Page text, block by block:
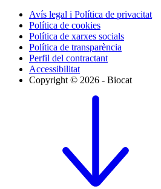
Avís legal i Política de privacitat
Política de cookies
Política de xarxes socials
Política de transparència
Perfil del contractant
Accessibilitat
Copyright © 2026 - Biocat